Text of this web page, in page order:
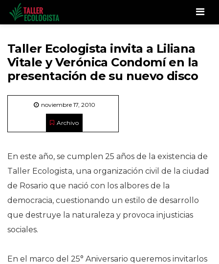
Taller Ecologista invita a Liliana
Vitale y Verónica Condomí en la
presentación de su nuevo disco
noviembre 17, 2010
Archivo
En este año, se cumplen 25 años de la existencia de
Taller Ecologista, una organización civil de la ciudad
de Rosario que nació con los albores de la
democracia, cuestionando un estilo de desarrollo
que destruye la naturaleza y provoca injusticias
sociales.
En el marco del 25° Aniversario queremos invitarlos